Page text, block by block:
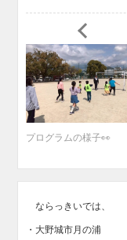
プログラムの様子👀
ならっきいでは、
・大野城市月の浦